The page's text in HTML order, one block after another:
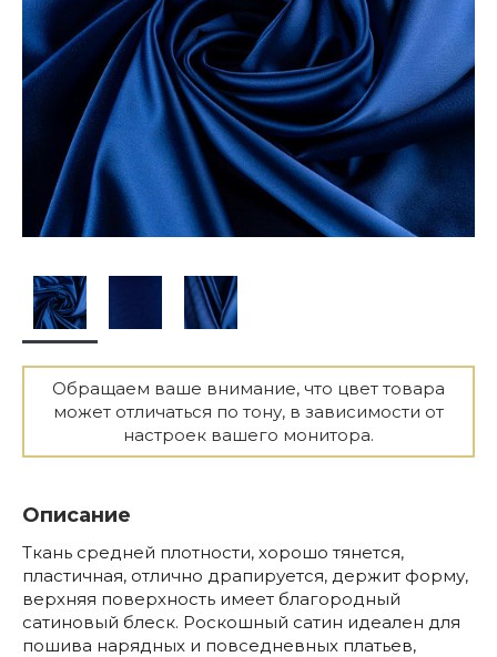
Обращаем ваше внимание, что цвет товара
может отличаться по тону, в зависимости от
настроек вашего монитора.
Описание
Ткань средней плотности, хорошо тянется,
пластичная, отлично драпируется, держит форму,
верхняя поверхность имеет благородный
сатиновый блеск. Роскошный сатин идеален для
пошива нарядных и повседневных платьев,